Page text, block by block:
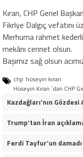
Kıran, CHP Genel
Fikrîye Dalgıç vefatını
Merhuma rahmet
mekânı cennet olsun.
Başımız sağ olsun
chp hüseyin kıran
Hüseyin Kıran `dan CHP
Ferdi Tayfur’un